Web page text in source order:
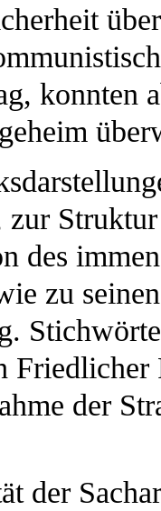
konnten
zur
des
zu
der
der